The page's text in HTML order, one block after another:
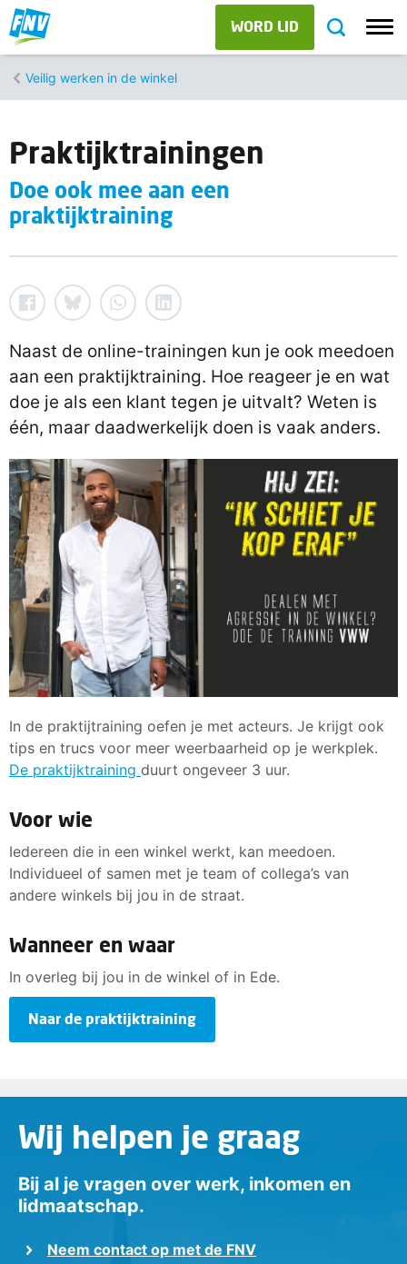
WORD LID
Veilig werken in de winkel
Praktijktrainingen
Doe ook mee aan een
praktijktraining
Naast de online-trainingen kun je ook meedoen
aan een praktijktraining. Hoe reageer je en wat
doe je als een klant tegen je uitvalt? Weten is
één, maar daadwerkelijk doen is vaak anders.
In de praktijtraining oefen je met acteurs. Je krijgt ook
tips en trucs voor meer weerbaarheid op je werkplek.
De praktijktraining duurt ongeveer 3 uur.
Voor wie
Iedereen die in een winkel werkt, kan meedoen.
Individueel of samen met je team of collega’s van
andere winkels bij jou in de straat.
Wanneer en waar
In overleg bij jou in de winkel of in Ede.
Naar de praktijktraining
Wij helpen je graag
Bij al je vragen over werk, inkomen en
lidmaatschap.
Neem contact op met de FNV